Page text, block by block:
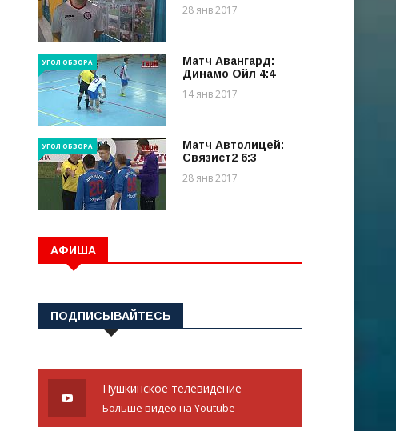
28 янв 2017
УГОЛ ОБЗОРА
Матч Авангард:
Динамо Ойл 4:4
14 янв 2017
УГОЛ ОБЗОРА
Матч Автолицей:
Связист2 6:3
28 янв 2017
АФИША
ПОДПИСЫВАЙТЕСЬ
Пушкинское телевидение
Больше видео на Youtube